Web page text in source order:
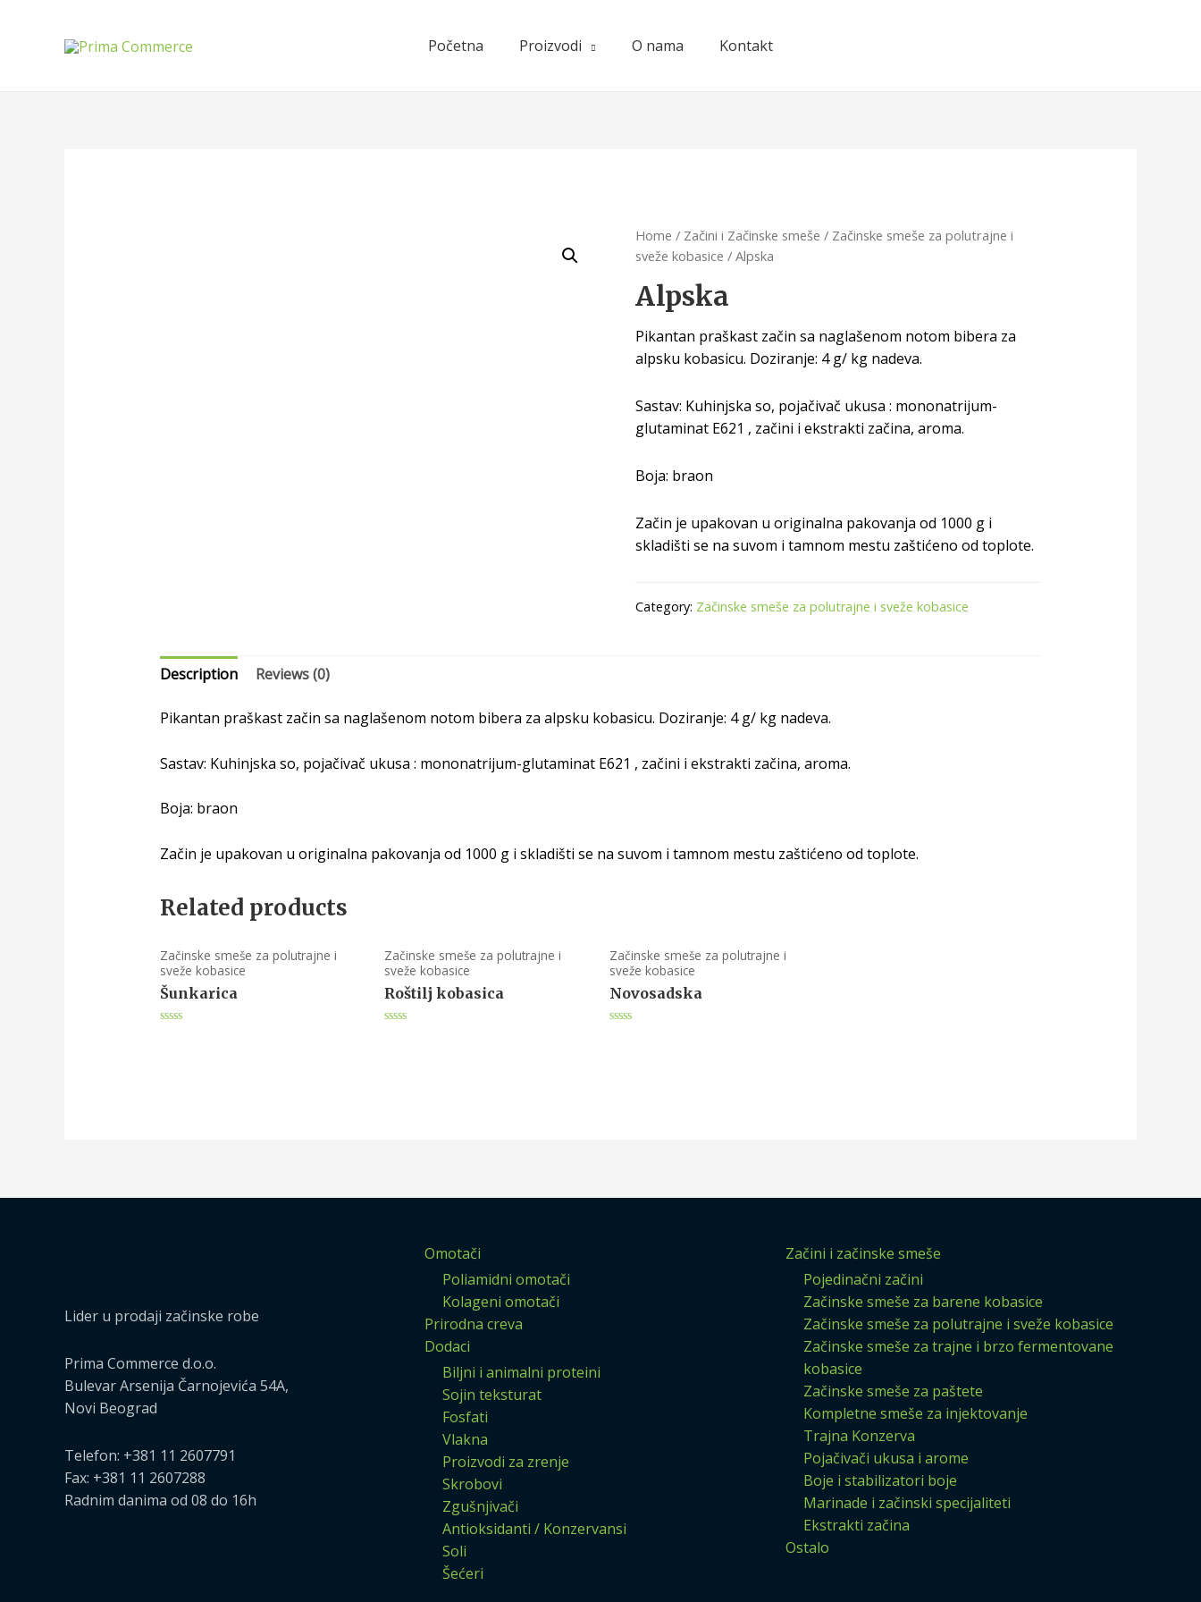
Početna Proizvodi O nama Kontakt
Home / Začini i Začinske smeše / Začinske smeše za polutrajne i
sveže kobasice / Alpska
Alpska
Pikantan praškast začin sa naglašenom notom bibera za
alpsku kobasicu. Doziranje: 4 g/ kg nadeva.
Sastav: Kuhinjska so, pojačivač ukusa : mononatrijum-
glutaminat E621 , začini i ekstrakti začina, aroma.
Boja: braon
Začin je upakovan u originalna pakovanja od 1000 g i
skladišti se na suvom i tamnom mestu zaštićeno od toplote.
Category: Začinske smeše za polutrajne i sveže kobasice
Description Reviews (0)
Pikantan praškast začin sa naglašenom notom bibera za alpsku kobasicu. Doziranje: 4 g/ kg nadeva.
Sastav: Kuhinjska so, pojačivač ukusa : mononatrijum-glutaminat E621 , začini i ekstrakti začina, aroma.
Boja: braon
Začin je upakovan u originalna pakovanja od 1000 g i skladišti se na suvom i tamnom mestu zaštićeno od toplote.
Related products
Začinske smeše za polutrajne i
sveže kobasice
Šunkarica
Začinske smeše za polutrajne i
sveže kobasice
Roštilj kobasica
Začinske smeše za polutrajne i
sveže kobasice
Novosadska
Lider u prodaji začinske robe
Prima Commerce d.o.o.
Bulevar Arsenija Čarnojevića 54A,
Novi Beograd
Telefon: +381 11 2607791
Fax: +381 11 2607288
Radnim danima od 08 do 16h
Omotači
Poliamidni omotači
Kolageni omotači
Prirodna creva
Dodaci
Biljni i animalni proteini
Sojin teksturat
Fosfati
Vlakna
Proizvodi za zrenje
Skrobovi
Zgušnjivači
Antioksidanti / Konzervansi
Soli
Šećeri
Začini i začinske smeše
Pojedinačni začini
Začinske smeše za barene kobasice
Začinske smeše za polutrajne i sveže kobasice
Začinske smeše za trajne i brzo fermentovane
kobasice
Začinske smeše za paštete
Kompletne smeše za injektovanje
Trajna Konzerva
Pojačivači ukusa i arome
Boje i stabilizatori boje
Marinade i začinski specijaliteti
Ekstrakti začina
Ostalo